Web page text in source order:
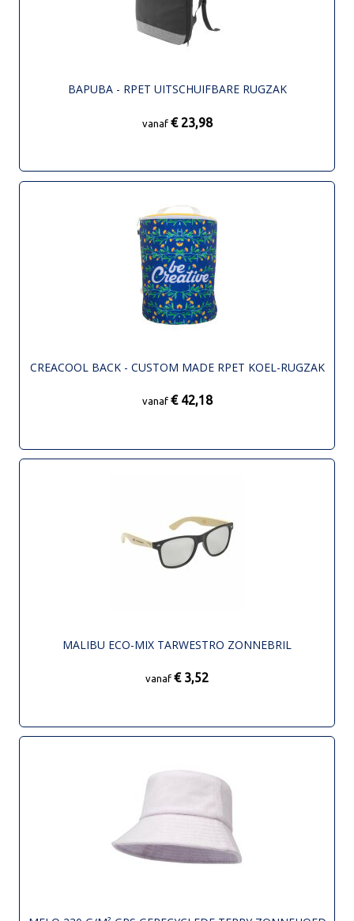
BAPUBA - RPET UITSCHUIFBARE RUGZAK
vanaf € 23,98
CREACOOL BACK - CUSTOM MADE RPET KOEL-RUGZAK
vanaf € 42,18
MALIBU ECO-MIX TARWESTRO ZONNEBRIL
vanaf € 3,52